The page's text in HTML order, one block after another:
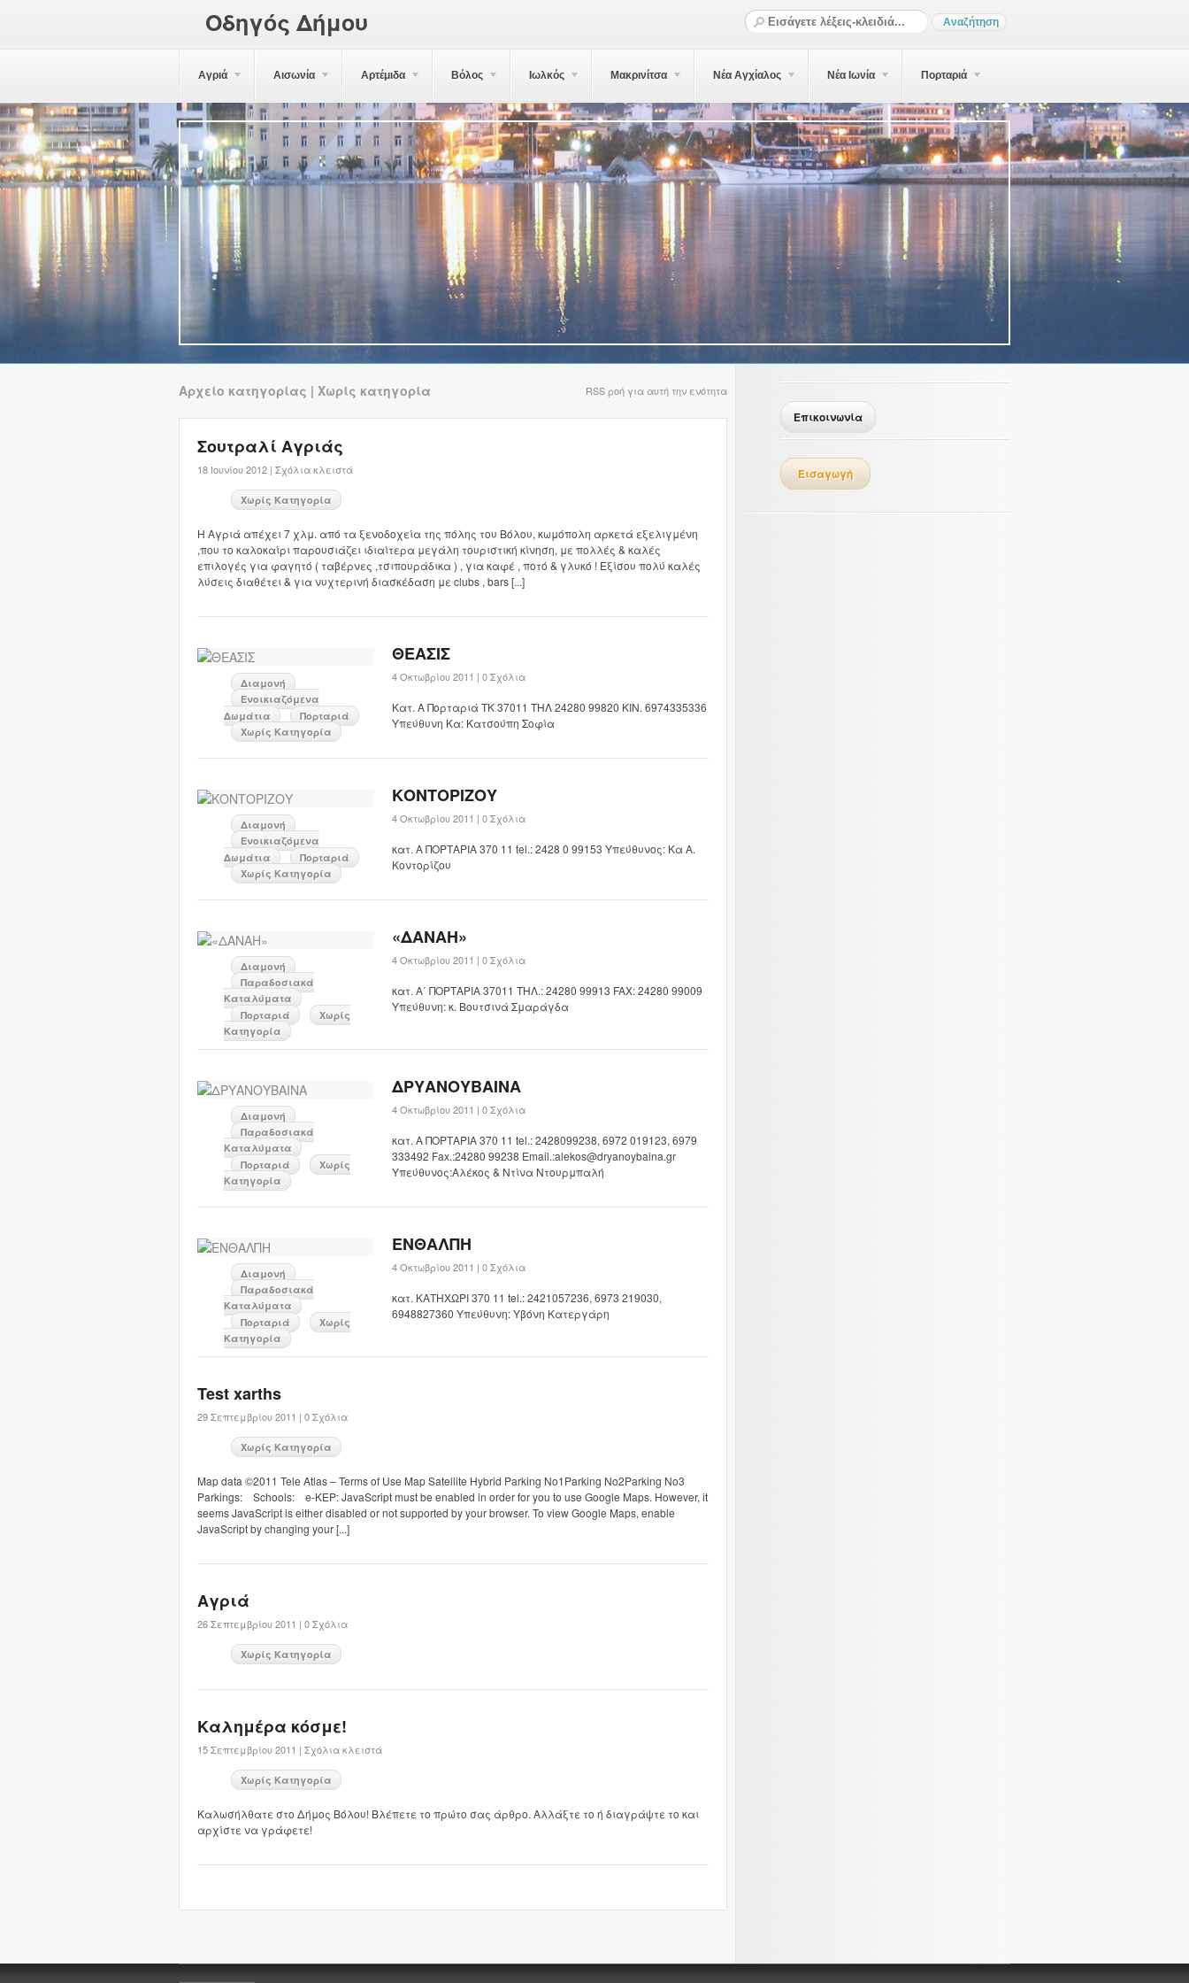
Οδηγός Δήμου
Αγριά Αισωνία Αρτέμιδα Βόλος Ιωλκός Μακρινίτσα Νέα Αγχίαλος Νέα Ιωνία Πορταριά
Αρχείο κατηγορίας | Χωρίς κατηγορία RSS ροή για αυτή την ενότητα
Σουτραλί Αγριάς
18 Ιουνίου 2012 | Σχόλια κλειστά
Χωρίς Κατηγορία
Η Αγριά απέχει 7 χλμ. από τα ξενοδοχεία της πόλης του Βόλου, κωμόπολη αρκετά εξελιγμένη
,που το καλοκαίρι παρουσιάζει ιδιαίτερα μεγάλη τουριστική κίνηση, με πολλές & καλές
επιλογές για φαγητό ( ταβέρνες ,τσιπουράδικα ) , για καφέ , ποτό & γλυκό ! Εξίσου πολύ καλές
λύσεις διαθέτει & για νυχτερινή διασκέδαση με clubs , bars [...]
Διαμονή
Ενοικιαζόμενα
Δωμάτια
Πορταριά
Χωρίς Κατηγορία
ΘΕΑΣΙΣ
4 Οκτωβρίου 2011 | 0 Σχόλια
Kατ. Α Πορταριά ΤΚ 37011 ΤΗΛ 24280 99820 ΚΙΝ. 6974335336
Υπεύθυνη Κα: Κατσούπη Σοφία
Διαμονή
Ενοικιαζόμενα
Δωμάτια
Πορταριά
Χωρίς Κατηγορία
ΚΟΝΤΟΡΙΖΟΥ
4 Οκτωβρίου 2011 | 0 Σχόλια
κατ. Α ΠΟΡΤΑΡΙΑ 370 11 tel.: 2428 0 99153 Υπεύθυνος: Κα Α.
Κοντορίζου
Διαμονή
Παραδοσιακά
Καταλύματα
Πορταριά
Χωρίς
Κατηγορία
«ΔΑΝΑΗ»
4 Οκτωβρίου 2011 | 0 Σχόλια
κατ. Α΄ ΠΟΡΤΑΡΙΑ 37011 ΤΗΛ.: 24280 99913 FAX: 24280 99009
Υπεύθυνη: κ. Βουτσινά Σμαράγδα
Διαμονή
Παραδοσιακά
Καταλύματα
Πορταριά
Χωρίς
Κατηγορία
ΔΡΥΑΝΟΥΒΑΙΝΑ
4 Οκτωβρίου 2011 | 0 Σχόλια
κατ. Α ΠΟΡΤΑΡΙΑ 370 11 tel.: 2428099238, 6972 019123, 6979
333492 Fax.:24280 99238 Email.:alekos@dryanoybaina.gr
Υπεύθυνος:Aλέκος & Ντίνα Ντουρμπαλή
Διαμονή
Παραδοσιακά
Καταλύματα
Πορταριά
Χωρίς
Κατηγορία
ΕΝΘΑΛΠΗ
4 Οκτωβρίου 2011 | 0 Σχόλια
κατ. ΚΑΤΗΧΩΡΙ 370 11 tel.: 2421057236, 6973 219030,
6948827360 Υπεύθυνη: Υβόνη Κατεργάρη
Test xarths
29 Σεπτεμβρίου 2011 | 0 Σχόλια
Χωρίς Κατηγορία
Map data ©2011 Tele Atlas – Terms of Use Map Satellite Hybrid Parking No1Parking No2Parking No3
Parkings: Schools: e-KEP: JavaScript must be enabled in order for you to use Google Maps. However, it
seems JavaScript is either disabled or not supported by your browser. To view Google Maps, enable
JavaScript by changing your [...]
Αγριά
26 Σεπτεμβρίου 2011 | 0 Σχόλια
Χωρίς Κατηγορία
Καλημέρα κόσμε!
15 Σεπτεμβρίου 2011 | Σχόλια κλειστά
Χωρίς Κατηγορία
Καλωσήλθατε στο Δήμος Βόλου! Βλέπετε το πρώτο σας άρθρο. Αλλάξτε το ή διαγράψτε το και
αρχίστε να γράφετε!
Επικοινωνία
Εισαγωγή